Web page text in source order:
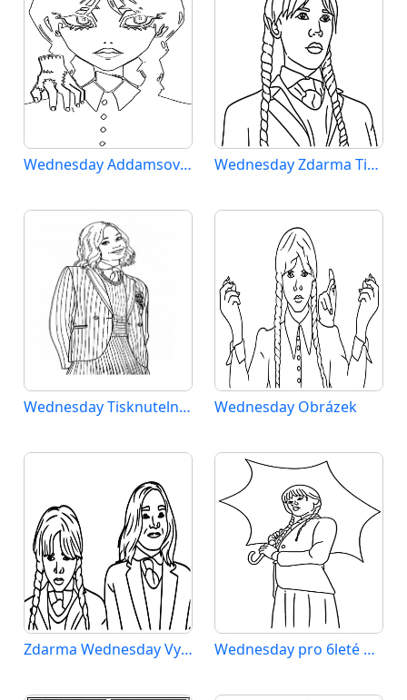
Wednesday Addamsová (3) Wednesday Zdarma Tisknutelný
Wednesday Tisknutelný pro Děti Wednesday Obrázek
Zdarma Wednesday Vymalovatelné Wednesday pro 6leté Děti